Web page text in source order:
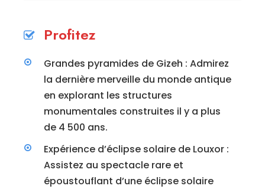
Profitez
Grandes pyramides de Gizeh : Admirez
la dernière merveille du monde antique
en explorant les structures
monumentales construites il y a plus
de 4 500 ans.
Expérience d’éclipse solaire de Louxor :
Assistez au spectacle rare et
époustouflant d’une éclipse solaire